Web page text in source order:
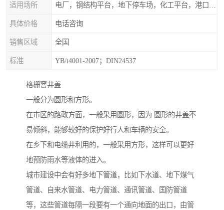
适用场所
具体价格 电话咨询
销售区域 全国
标准 YB/t4001-2007；DIN24537
格栅窨井盖
一般分为圆形和方形。
在市区的路政方面，一般采用圆形，因为 圆形的井盖不
易倾斜，能够较好的保护好行人和车辆的安全。
在乡下和电缆井利用的，一般采用方形，这样可以更好
地预防雨水等液体的进入。
城市建设中会有好多地下管道，比如下水道、地下煤气
管道、自来水管道、电力管道、通讯管道、国防管道
等，这些管道每隔一段要有一个通向地面的出口，由管